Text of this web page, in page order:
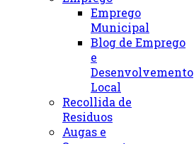
Emprego
Municipal
Blog de Emprego
e
Desenvolvemento
Local
Recollida de
Residuos
Augas e